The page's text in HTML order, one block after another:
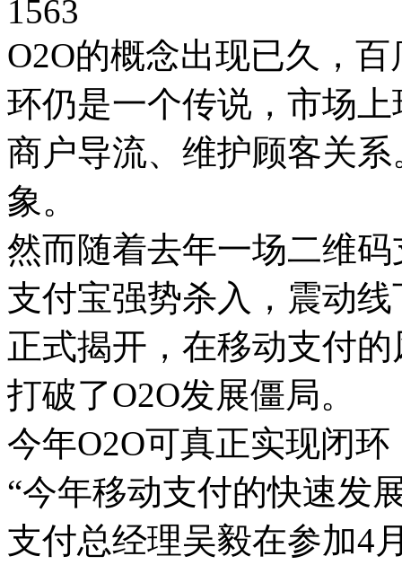
1563
O2O的概念出现已久，
环仍是一个传说，市场
商户导流、维护顾客关
象。
然而随着去年一场二维
支付宝强势杀入，震动
正式揭开，在移动支付
打破了O2O发展僵局。
今年O2O可真正实现闭环
“今年移动支付的快速发
支付总经理吴毅在参加4